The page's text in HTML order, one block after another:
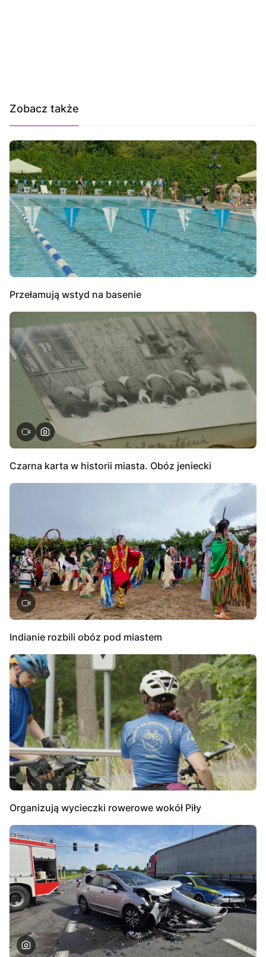
Zobacz także
Przełamują wstyd na basenie
Czarna karta w historii miasta. Obóz jeniecki
Indianie rozbili obóz pod miastem
Organizują wycieczki rowerowe wokół Piły